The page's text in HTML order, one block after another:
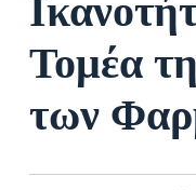
Τομέα
των